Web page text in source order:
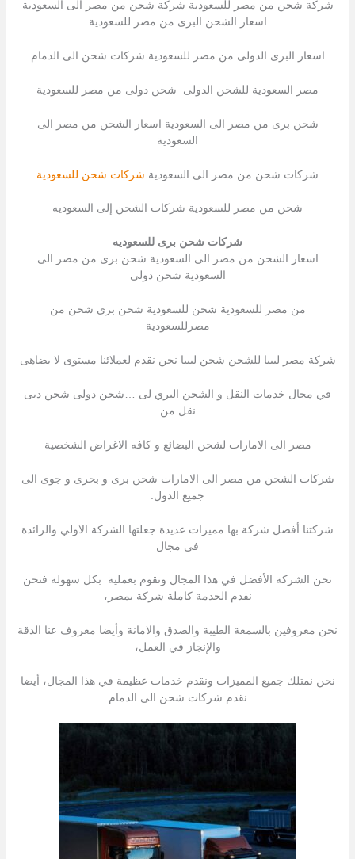
شركة شحن من مصر للسعودية شركة شحن من مصر الى السعودية
اسعار الشحن البرى من مصر للسعودية
اسعار البرى الدولى من مصر للسعودية شركات شحن الى الدمام
مصر السعودية للشحن الدولى شحن دولى من مصر للسعودية
شحن برى من مصر الى السعودية اسعار الشحن من مصر الى
السعودية
شركات شحن من مصر الى السعودية شركات شحن للسعودية
شحن من مصر للسعودية شركات الشحن إلى السعوديه
شركات شحن برى للسعوديه
اسعار الشحن من مصر الى السعودية شحن برى من مصر الى
السعودية شحن دولى
من مصر للسعودية شحن للسعودية شحن برى شحن من
مصرللسعودية
شركة مصر ليبيا للشحن شحن ليبيا نحن نقدم لعملائنا مستوى لا يضاهى
في مجال خدمات النقل و الشحن البري لى …شحن دولى شحن دبى
نقل من
مصر الى الامارات لشحن البضائع و كافه الاغراض الشخصية
شركات الشحن من مصر الى الامارات شحن برى و بحرى و جوى الى
جميع الدول.
شركتنا أفضل شركة بها مميزات عديدة جعلتها الشركة الاولي والرائدة
في مجال
نحن الشركة الأفضل في هذا المجال ونقوم بعملية بكل سهولة فنحن
نقدم الخدمة كاملة شركة بمصر،
نحن معروفين بالسمعة الطيبة والصدق والامانة وأيضا معروف عنا الدقة
والإنجاز في العمل،
نحن نمتلك جميع المميزات ونقدم خدمات عظيمة في هذا المجال، أيضا
نقدم شركات شحن الى الدمام